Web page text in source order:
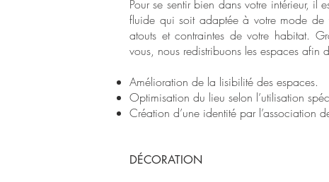
Pour se sentir bien dans votre intérieur, il
fluide qui soit adaptée à votre mode de
atouts et contraintes de votre habitat.
vous, nous redistribuons les espaces afin
Amélioration de la lisibilité des espaces.
Optimisation du lieu selon l’utilisation
Création d’une identité par l’association
DÉCORATION